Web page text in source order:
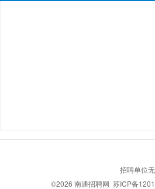
招聘单位
©2026 南通招聘网 苏ICP备